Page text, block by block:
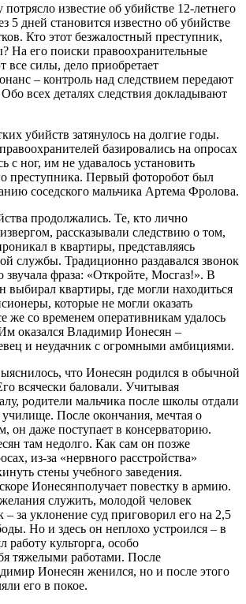
известие об убийстве 12-летнего
5 дней становится известно об убийстве
Кто этот безжалостный преступник,
На его поиски правоохранительные
все силы, дело приобретает
– контроль над следствием передают
всех деталях следствия докладывают
убийств затянулось на долгие годы.
базировались на опросах
ног, им не удавалось установить
преступника. Первый фоторобот был
соседского мальчика Артема Фролова.
продолжались. Те, кто лично
рассказывали следствию о том,
в квартиры, представляясь
службы. Традиционно раздавался звонок
звучала фраза: «Откройте, Мосгаз!». В
выбирал квартиры, где могли находиться
которые не могли оказать
же со временем оперативникам удалось
оказался Владимир Ионесян –
и неудачник с огромными амбициями.
что Ионесян родился в обычной
всячески баловали. Учитывая
родители мальчика после школы отдали
После окончания, мечтая о
он даже поступает в консерваторию.
там недолго. Как сам он позже
из-за «нервного расстройства»
стены учебного заведения.
Ионесянполучает повестку в армию.
служить, молодой человек
– за уклонение суд приговорил его на 2,5
Но и здесь он неплохо устроился – в
работу культорга, особо
тяжелыми работами. После
Ионесян женился, но и после этого
его в покое.